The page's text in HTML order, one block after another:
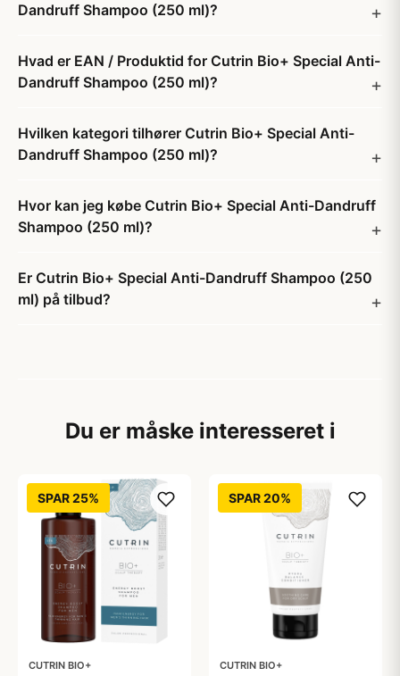
Dandruff Shampoo (250 ml)?
Hvad er EAN / Produktid for Cutrin Bio+ Special Anti-
Dandruff Shampoo (250 ml)?
Hvilken kategori tilhører Cutrin Bio+ Special Anti-
Dandruff Shampoo (250 ml)?
Hvor kan jeg købe Cutrin Bio+ Special Anti-Dandruff
Shampoo (250 ml)?
Er Cutrin Bio+ Special Anti-Dandruff Shampoo (250
ml) på tilbud?
Du er måske interesseret i
SPAR 25%
CUTRIN BIO+
SPAR 20%
CUTRIN BIO+